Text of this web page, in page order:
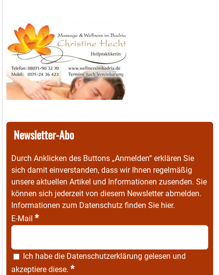
Newsletter-Abo
Durch Anklicken des Buttons „Anmelden“ erklären Sie
sich damit einverstanden, dass wir Ihnen regelmäßig
unsere aktuellen Artikel und Informationen zusenden. Sie
können sich jederzeit von diesem Newsletter abmelden.
Informationen zum Datenschutz finden Sie hier.
E-Mail *
Ich habe die Datenschutzerklärung gelesen und
akzeptiere diese. *